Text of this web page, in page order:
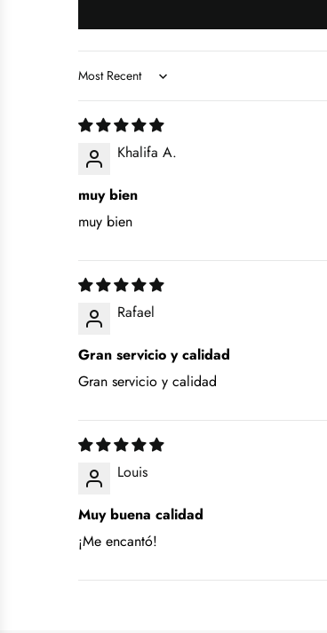
Sort by
Khalifa A.
muy bien
muy bien
Rafael
Gran servicio y calidad
Gran servicio y calidad
Louis
Muy buena calidad
¡Me encantó!